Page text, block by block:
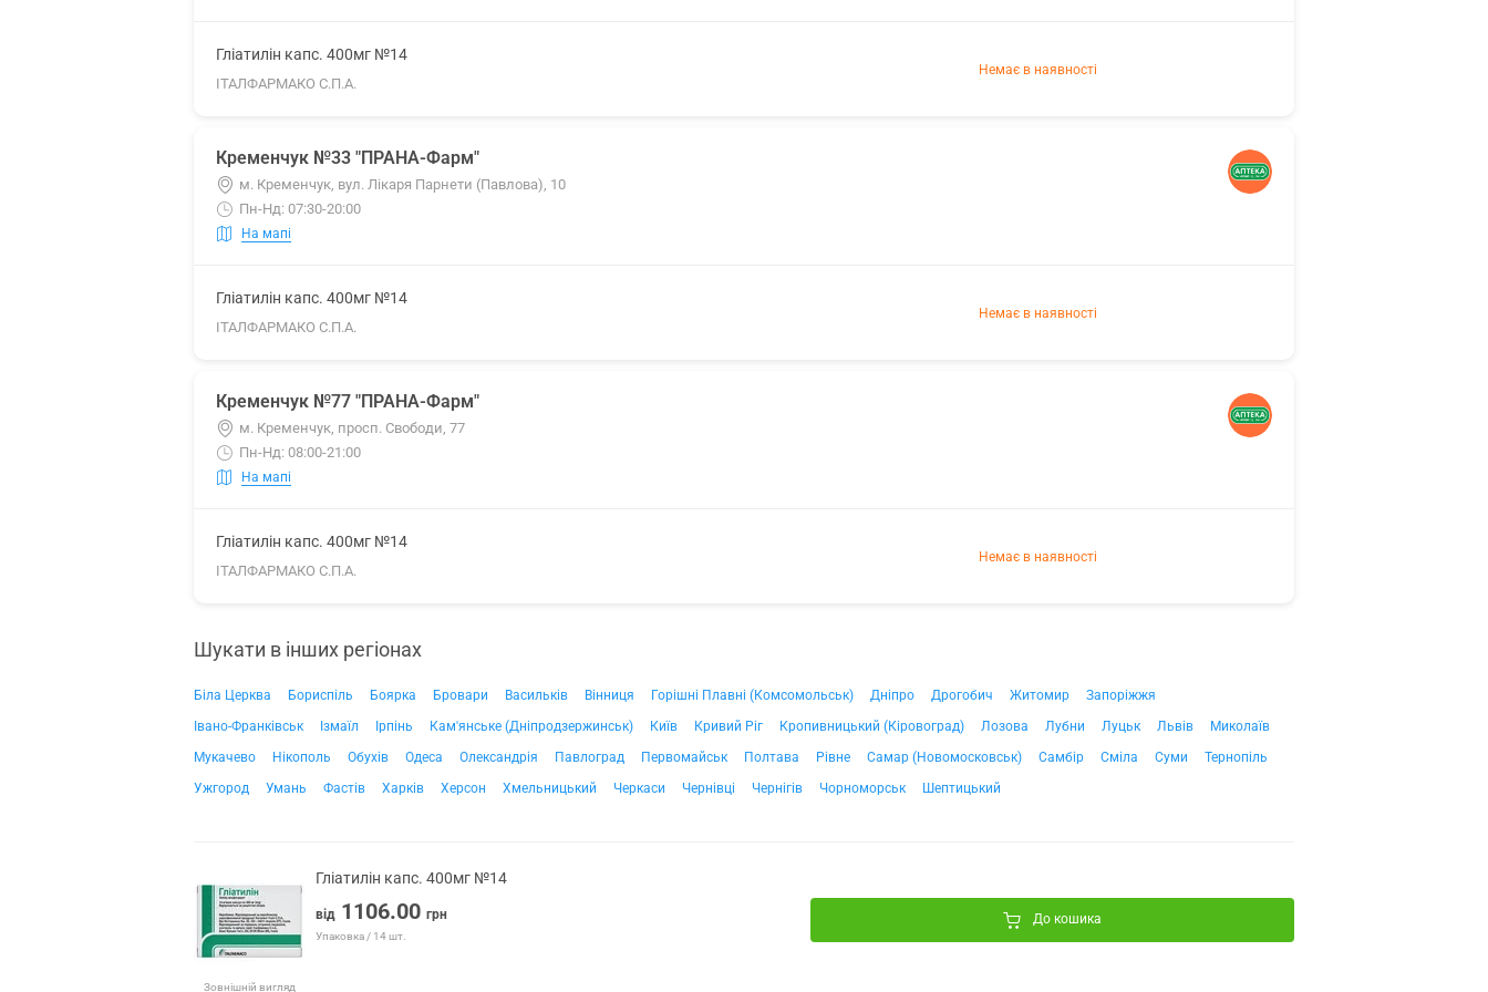
Гліатилін капс. 400мг №14
ІТАЛФАРМАКО С.П.А.
Немає в наявності
Кременчук №33 "ПРАНА-Фарм"
м. Кременчук, вул. Лікаря Парнети (Павлова), 10
Пн-Нд: 07:30-20:00
На мапі
Гліатилін капс. 400мг №14
ІТАЛФАРМАКО С.П.А.
Немає в наявності
Кременчук №77 "ПРАНА-Фарм"
м. Кременчук, просп. Свободи, 77
Пн-Нд: 08:00-21:00
На мапі
Гліатилін капс. 400мг №14
ІТАЛФАРМАКО С.П.А.
Немає в наявності
Шукати в інших регіонах
Біла Церква Бориспіль Боярка Бровари Васильків Вінниця Горішні Плавні (Комсомольськ) Дніпро Дрогобич Житомир
Запоріжжя
Івано-Франківськ
Ізмаїл Ірпінь Кам'янське (Дніпродзержинськ) Київ Кривий Ріг Кропивницький (Кіровоград) Лозова Лубни Луцьк Львів
Миколаїв
Мукачево
Нікополь Обухів Одеса Олександрія Павлоград Первомайськ Полтава Рівне Самар (Новомосковськ) Самбір Сміла Суми
Тернопіль
Ужгород
Умань Фастів Харків Херсон Хмельницький Черкаси Чернівці Чернігів Чорноморськ Шептицький
Зовнішній вигляд
Гліатилін капс. 400мг №14
від 1106.00 грн
Упаковка / 14 шт.
До кошика